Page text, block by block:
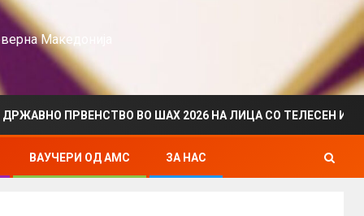
Македонија
ВО ШАХ 2026 НА ЛИЦА СО ТЕЛЕСЕН ИНВАЛИДИТЕТ
ВАУЧЕРИ ОД АМС ЗА НАС